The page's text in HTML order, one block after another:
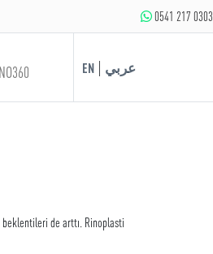
0541 217 0303
EN عربي
de arttı. Rinoplasti